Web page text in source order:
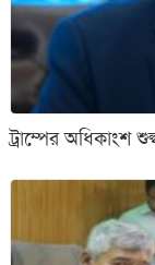
ট্রাম্পের